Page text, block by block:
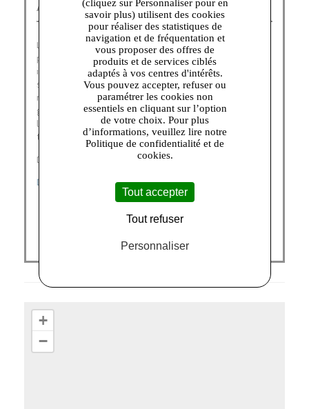
American Vintage Corbeil :
La marque American Vintage outlet a été fondée en 2005
par Michaël Azoulay. A la recherche d’un concept
innovant pour lancer sa nouvelle marque, M. Azoulay
s’inspire fortement de ses voyages aux Etats-Unis pour
revisiter le t-shirt basique, l’un des produits phare de la
griffe American Vintage outlet. Il pose alors les bases de
la maison : coton gratté, roulotté, coupé à vif, pour un
tombé loose, si cher à la marque.
Découvrez nos catégories :
DERNIÈRES CHANCES|FEMME|ENFANT
+
−
(cliquez sur Personnaliser pour en
savoir plus) utilisent des cookies
pour réaliser des statistiques de
navigation et de fréquentation et
vous proposer des offres de
produits et de services ciblés
adaptés à vos centres d'intérêts.
Vous pouvez accepter, refuser ou
paramétrer les cookies non
essentiels en cliquant sur l’option
de votre choix. Pour plus
d’informations, veuillez lire notre
Politique de confidentialité et de
cookies.
Tout accepter
Tout refuser
Personnaliser